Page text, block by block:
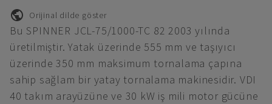
Orijinal dilde göster
Bu SPINNER JCL-75/1000-TC 82 2003 yılında
üretilmiştir. Yatak üzerinde 555 mm ve taşıyıcı
üzerinde 350 mm maksimum tornalama çapına
sahip sağlam bir yatay tornalama makinesidir. VDI
40 takım arayüzüne ve 30 kW iş mili motor gücüne